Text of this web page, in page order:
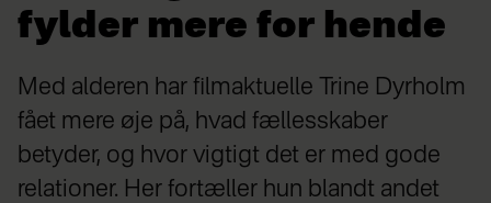
fylder mere for hende
Med alderen har filmaktuelle Trine Dyrholm
fået mere øje på, hvad fællesskaber
betyder, og hvor vigtigt det er med gode
relationer. Her fortæller hun blandt andet